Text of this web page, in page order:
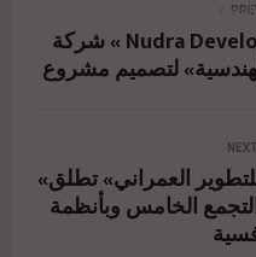
" data-link="https://
eg.net/
estate-expo-
شركة « Nudra Developments » تتعاقد مع «ADC
«ماس للتطوير العمراني» تطلق «Yardin New Cairo»
بقلب التجمع الخامس وبأنظمة